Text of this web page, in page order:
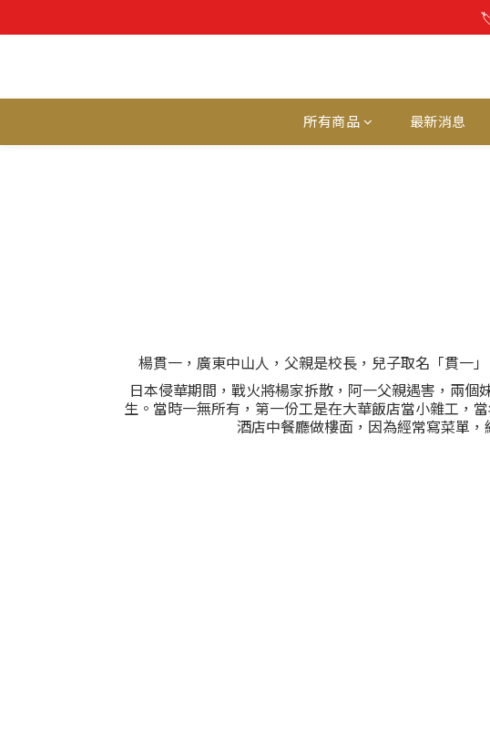
所有商品 最新消息
楊貫一，廣東中山人，父親是校長，兒子取名「貫一
日本侵華期間，戰火將楊家拆散，阿一父親遇害，兩
生。當時一無所有，第一份工是在大華飯店當小雜工，
酒店中餐廳做樓面，因為經常寫菜單